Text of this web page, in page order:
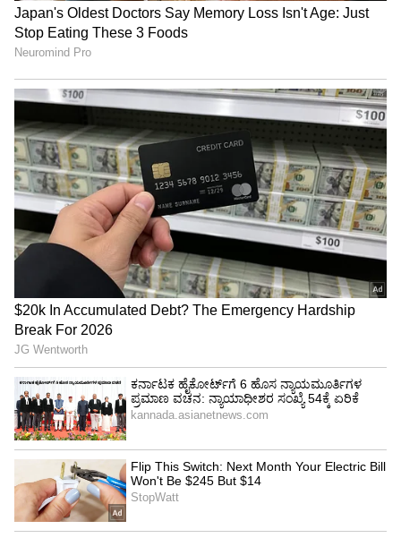
ಜಮೀನಿನ ಸಮತಟ್ಟಿಗೆ ನಿರ್ಮಿಸಿದ್ದ ಬದುವುಗಳೆಲ್ಲವೂ ಕೊಚ್ಚಿ
ಹೋಗಿ ಜಮೀನಿನ ಫಲವತ್ತತೆ ಮಣ್ಣು ಹರಿದು ಹೋಗಿದೆ.
ಮಳೆಯಿಂದ ಹಾನಿಯಾದ ಪ್ರದೇಶಗಳಿಗೆ, ಬೆಳೆಗಳಿಗೆ ಸರ್ಕಾರ
ಪರಿಹಾರ ನೀಡಿ ರೈತ ವರ್ಗಕ್ಕೆ ಆಸರೆ ಆಗಬೇಕು. ಇದರ ಬಗ್ಗೆ
ಅಧಿಕಾರಿ ವರ್ಗದವರು, ಜನಪ್ರತಿನಿಧಿಗಳು, ಸಚಿವರು ವಿಶೇಷ
ಗಮನ ಹರಿಸಬೇಕಾಗಿದೆ.
ಕೊಚ್ಚಿ ಹೋದ ರಸ್ತೆಗಳು